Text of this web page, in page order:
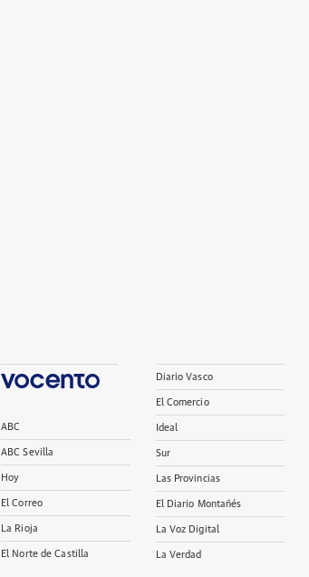
ABC
ABC Sevilla
Hoy
El Correo
La Rioja
El Norte de Castilla
Diario Vasco
El Comercio
Ideal
Sur
Las Provincias
El Diario Montañés
La Voz Digital
La Verdad